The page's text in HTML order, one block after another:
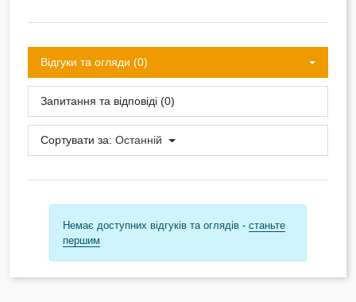
Відгуки та огляди (0)
Запитання та відповіді (0)
Сортувати за: Останній
Немає доступних відгуків та оглядів - станьте
першим